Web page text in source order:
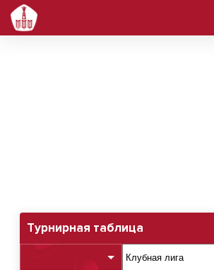
Девятка
Турнирная таблица